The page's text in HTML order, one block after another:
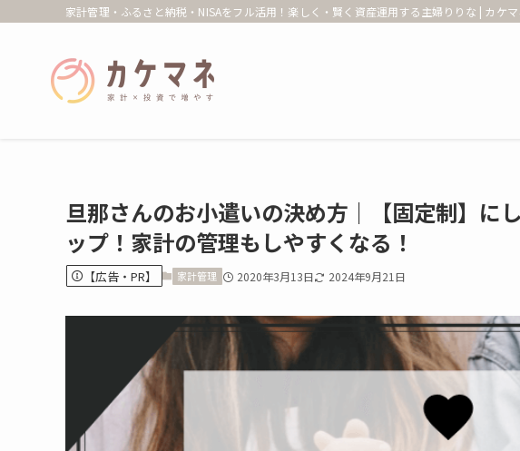
家計管理・ふるさと納税・NISAをフル活用！楽しく・賢く資産運用する主婦りりな | カケマ
旦那さんのお小遣いの決め方｜【固定制】に
ップ！家計の管理もしやすくなる！
【広告・PR】 家計管理 2020年3月13日 2024年9月21日